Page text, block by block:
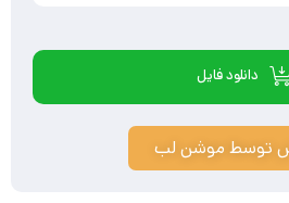
دانلود فایل
توسط موشن لب